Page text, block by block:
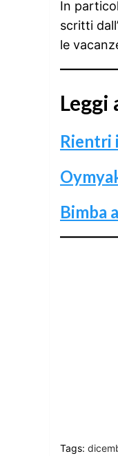
In
scritti
le
Leggi
Rientri
Bimba
Tags: